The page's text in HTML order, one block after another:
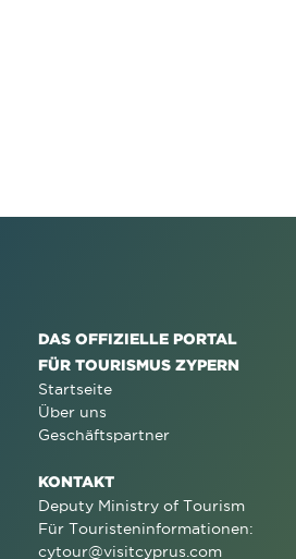
DAS OFFIZIELLE PORTAL
FÜR TOURISMUS ZYPERN
Startseite
Über uns
Geschäftspartner
KONTAKT
Deputy Ministry of Tourism
Für Touristeninformationen:
cytour@visitcyprus.com